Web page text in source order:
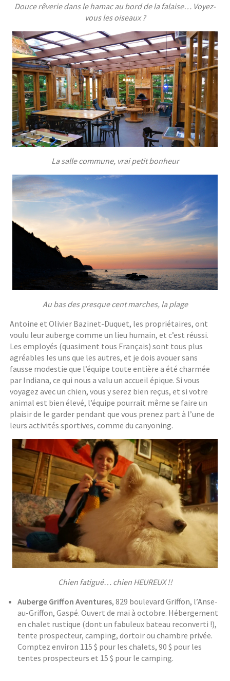
Douce rêverie dans le hamac au bord de la falaise… Voyez-
vous les oiseaux ?
La salle commune, vrai petit bonheur
Au bas des presque cent marches, la plage
Antoine et Olivier Bazinet-Duquet, les propriétaires, ont
voulu leur auberge comme un lieu humain, et c’est réussi.
Les employés (quasiment tous Français) sont tous plus
agréables les uns que les autres, et je dois avouer sans
fausse modestie que l’équipe toute entière a été charmée
par Indiana, ce qui nous a valu un accueil épique. Si vous
voyagez avec un chien, vous y serez bien reçus, et si votre
animal est bien élevé, l’équipe pourrait même se faire un
plaisir de le garder pendant que vous prenez part à l’une de
leurs activités sportives, comme du canyoning.
Chien fatigué… chien HEUREUX !!
Auberge Griffon Aventures, 829 boulevard Griffon, l’Anse-
au-Griffon, Gaspé. Ouvert de mai à octobre. Hébergement
en chalet rustique (dont un fabuleux bateau reconverti !),
tente prospecteur, camping, dortoir ou chambre privée.
Comptez environ 115 $ pour les chalets, 90 $ pour les
tentes prospecteurs et 15 $ pour le camping.